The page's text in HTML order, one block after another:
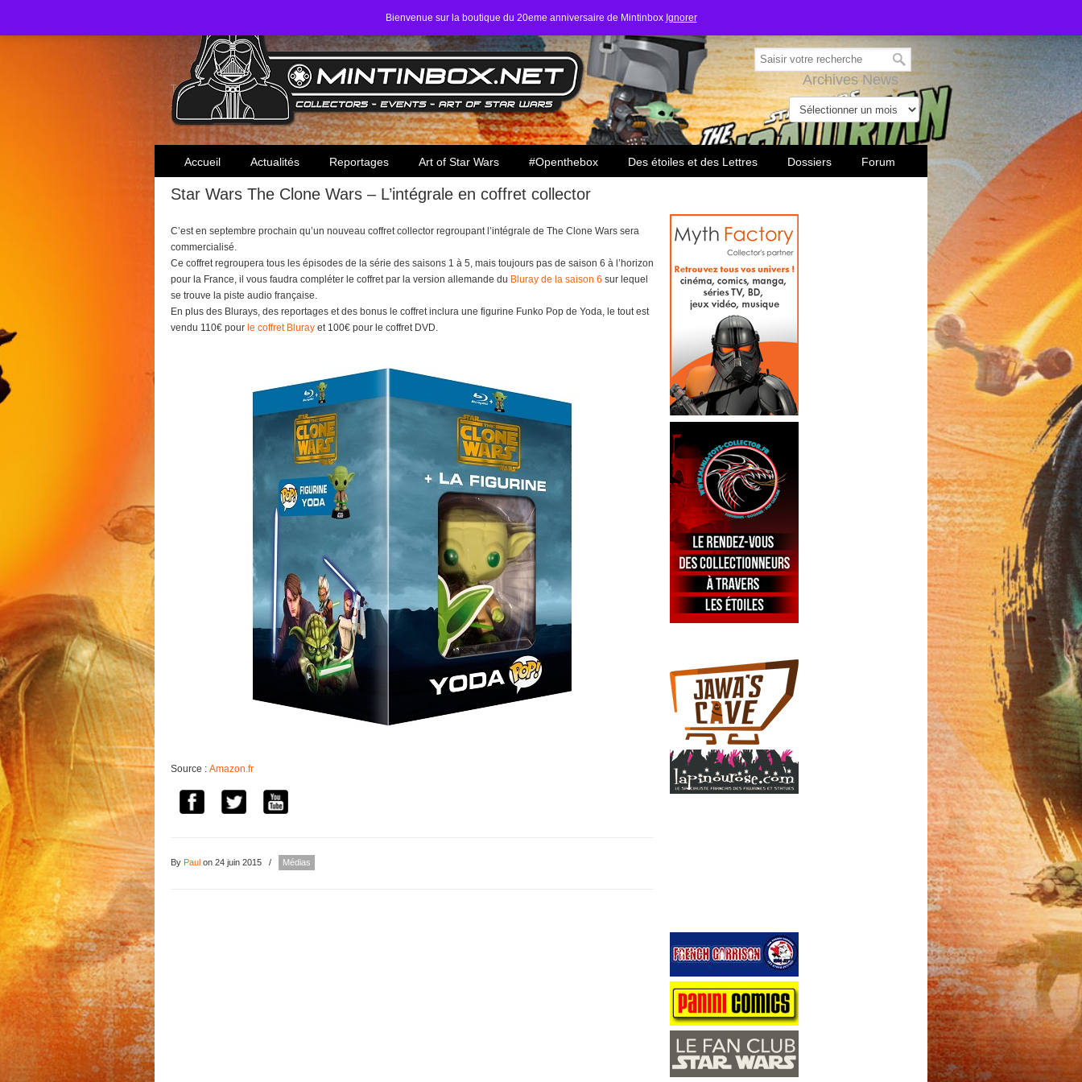
Bienvenue sur la boutique du 20eme anniversaire de Mintinbox Ignorer
Toute l'actualité des collectionneurs Star Wars
Archives News
Accueil Actualités Reportages Art of Star Wars #Openthebox Des étoiles et des Lettres Dossiers Forum
Star Wars The Clone Wars – L’intégrale en coffret collector
C’est en septembre prochain qu’un nouveau coffret collector regroupant l’intégrale de The Clone Wars sera
commercialisé.
Ce coffret regroupera tous les épisodes de la série des saisons 1 à 5, mais toujours pas de saison 6 à l’horizon
pour la France, il vous faudra compléter le coffret par la version allemande du Bluray de la saison 6 sur lequel
se trouve la piste audio française.
En plus des Blurays, des reportages et des bonus le coffret inclura une figurine Funko Pop de Yoda, le tout est
vendu 110€ pour le coffret Bluray et 100€ pour le coffret DVD.
Source : Amazon.fr
By Paul on 24 juin 2015 / Médias